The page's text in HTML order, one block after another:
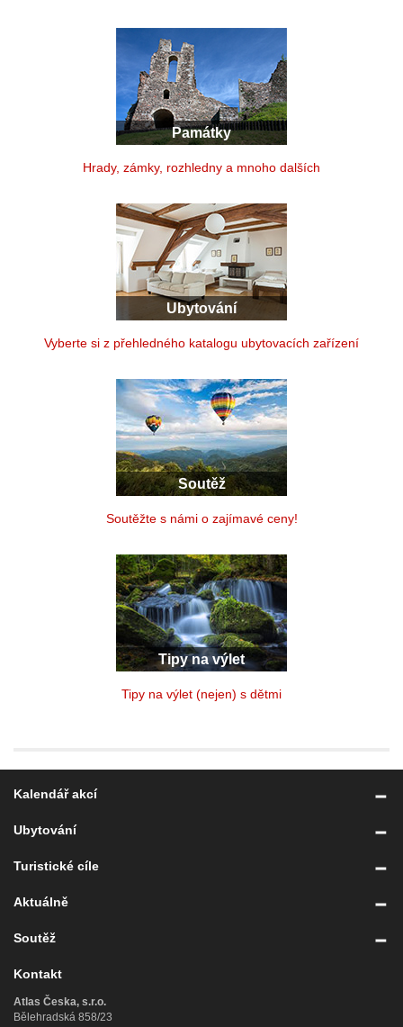
Památky
Hrady, zámky, rozhledny a mnoho dalších
Ubytování
Vyberte si z přehledného katalogu ubytovacích zařízení
Soutěž
Soutěžte s námi o zajímavé ceny!
Tipy na výlet
Tipy na výlet (nejen) s dětmi
Kalendář akcí
Ubytování
Turistické cíle
Aktuálně
Soutěž
Kontakt
Atlas Česka, s.r.o.
Bělehradská 858/23